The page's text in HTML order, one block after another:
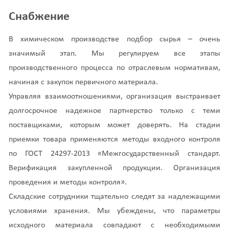
Снабжение
В химическом производстве подбор сырья – очень
значимый этап. Мы регулируем все этапы
производственного процесса по отраслевым нормативам,
начиная с закупок первичного материала.
Управляя взаимоотношениями, организация выстраивает
долгосрочное надежное партнерство только с теми
поставщиками, которым может доверять. На стадии
приемки товара применяются методы входного контроля
по ГОСТ 24297-2013 «Межгосударственный стандарт.
Верификация закупленной продукции. Организация
проведения и методы контроля».
Складские сотрудники тщательно следят за надлежащими
условиями хранения. Мы убеждены, что параметры
исходного материала совпадают с необходимыми